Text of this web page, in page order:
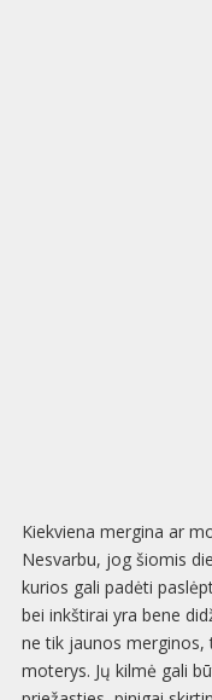
Kiekviena mergina ar
Nesvarbu, jog šiomis
kurios gali padėti
bei inkštirai yra bene
ne tik jaunos merginos,
moterys. Jų kilmė gali